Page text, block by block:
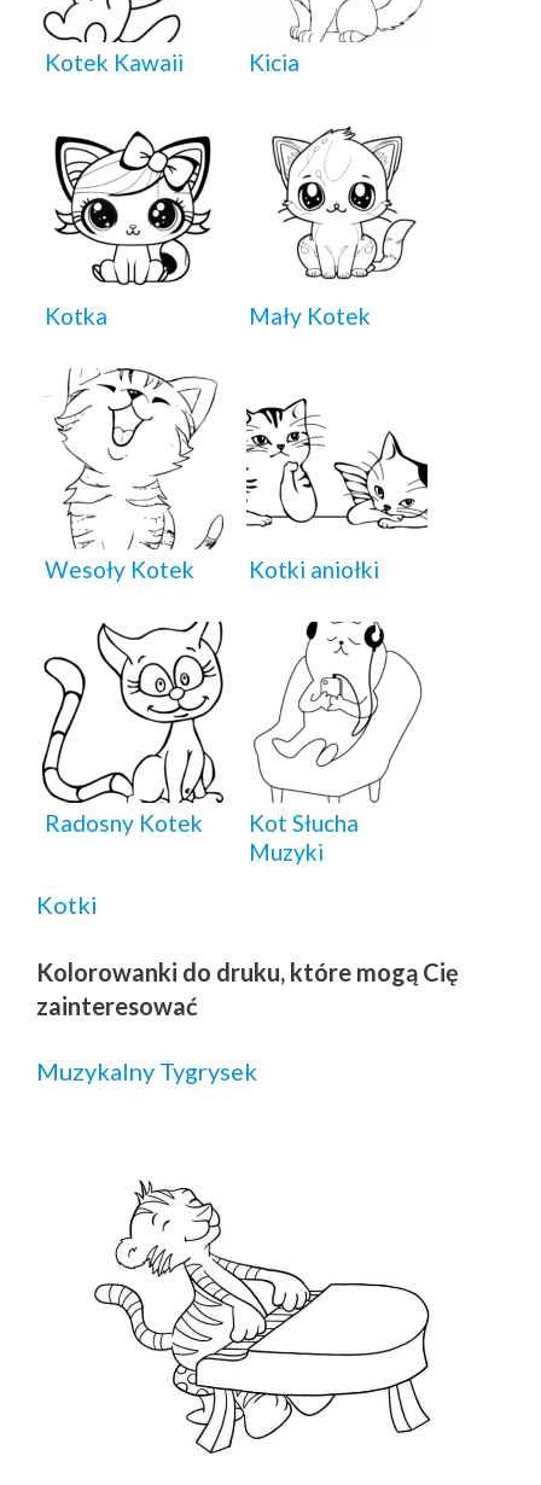
Kotek Kawaii Kicia
Kotka Mały Kotek
Wesoły Kotek Kotki aniołki
Radosny Kotek
Kot Słucha
Muzyki
Kotki
Kolorowanki do druku, które mogą Cię
zainteresować
Muzykalny Tygrysek